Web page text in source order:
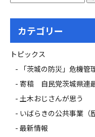
カテゴリー
トピックス
「茨城の防災」危機管
寄稿 自民党茨城県
土木おじさんが思う
いばらきの公共事業（
最新情報